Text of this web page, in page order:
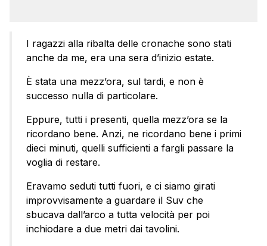
I ragazzi alla ribalta delle cronache sono stati
anche da me, era una sera d’inizio estate.
È stata una mezz’ora, sul tardi, e non è
successo nulla di particolare.
Eppure, tutti i presenti, quella mezz’ora se la
ricordano bene. Anzi, ne ricordano bene i primi
dieci minuti, quelli sufficienti a fargli passare la
voglia di restare.
Eravamo seduti tutti fuori, e ci siamo girati
improvvisamente a guardare il Suv che
sbucava dall’arco a tutta velocità per poi
inchiodare a due metri dai tavolini.